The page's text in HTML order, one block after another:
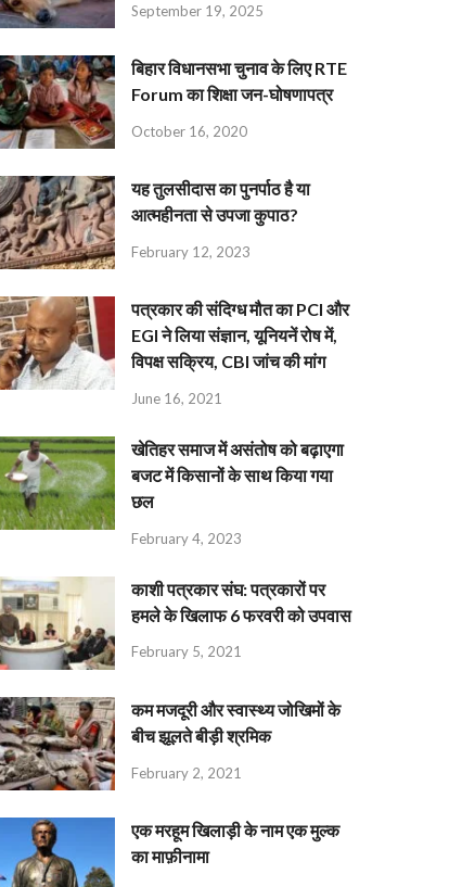
September 19, 2025
बिहार विधानसभा चुनाव के लिए RTE
Forum का शिक्षा जन-घोषणापत्र
October 16, 2020
यह तुलसीदास का पुनर्पाठ है या
आत्महीनता से उपजा कुपाठ?
February 12, 2023
पत्रकार की संदिग्ध मौत का PCI और
EGI ने लिया संज्ञान, यूनियनें रोष में,
विपक्ष सक्रिय, CBI जांच की मांग
June 16, 2021
खेतिहर समाज में असंतोष को बढ़ाएगा
बजट में किसानों के साथ किया गया
छल
February 4, 2023
काशी पत्रकार संघ: पत्रकारों पर
हमले के खिलाफ 6 फरवरी को उपवास
February 5, 2021
कम मजदूरी और स्वास्थ्य जोखिमों के
बीच झूलते बीड़ी श्रमिक
February 2, 2021
एक मरहूम खिलाड़ी के नाम एक मुल्क
का माफ़ीनामा